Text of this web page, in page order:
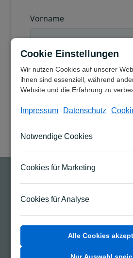
Cookie Einstellungen
Wir nutzen Cookies auf unserer
ihnen sind essenziell, während
Website und die Erfahrung zu
Impressum Datenschutz
Notwendige Cookies
Cookies für Marketing
Cookies für Analyse
Alle Cookies
Vorname
Nachname
E-Mail-Adresse
Telefonnummer
Nachricht